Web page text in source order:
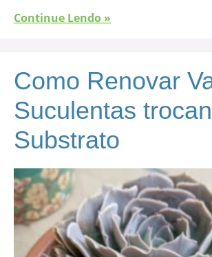
Continue Lendo »
Como Renovar
Suculentas
Substrato